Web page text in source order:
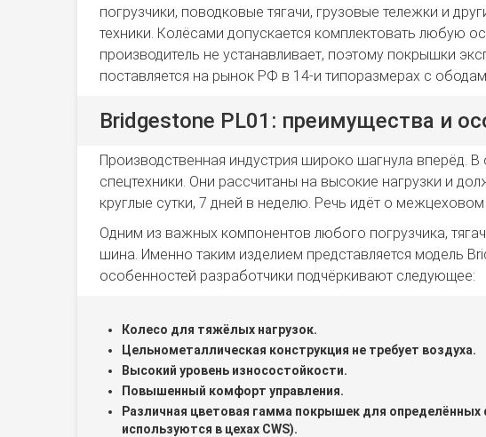
погрузчики, поводковые тягачи, грузовые тележки и
техники. Колёсами допускается комплектовать любую
производитель не устанавливает, поэтому покрышки
поставляется на рынок РФ в 14-и типоразмерах с
Bridgestone PL01: преимущества и
Производственная индустрия широко шагнула вперёд.
спецтехники. Они рассчитаны на высокие нагрузки и
круглые сутки, 7 дней в неделю. Речь идёт о
Одним из важных компонентов любого погрузчика,
шина. Именно таким изделием представляется модель
особенностей разработчики подчёркивают следующее:
Колесо для тяжёлых нагрузок.
Цельнометаллическая конструкция не требует воздуха.
Высокий уровень износостойкости.
Повышенный комфорт управления.
Различная цветовая гамма покрышек для определённых
используются в цехах CWS).